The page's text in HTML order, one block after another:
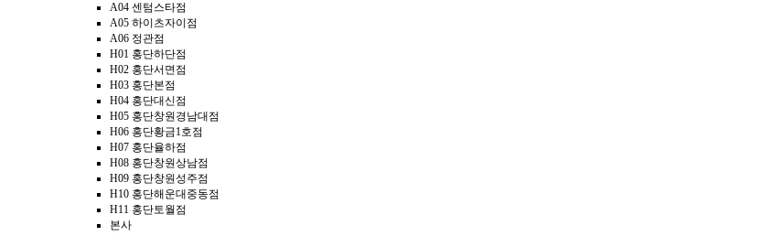
A04 센텀스타점
A05 하이츠자이점
A06 정관점
H01 홍단하단점
H02 홍단서면점
H03 홍단본점
H04 홍단대신점
H05 홍단창원경남대점
H06 홍단황금1호점
H07 홍단율하점
H08 홍단창원상남점
H09 홍단창원성주점
H10 홍단해운대중동점
H11 홍단토월점
본사